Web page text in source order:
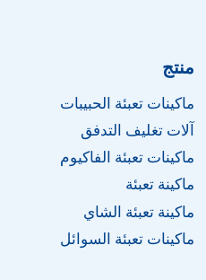
منتج
ماكينات تعبئة الحبيبات
آلات تغليف التدفق
ماكينات تعبئة الفاكيوم
ماكينة تعبئة
ماكينة تعبئة الشاي
ماكينات تعبئة السوائل